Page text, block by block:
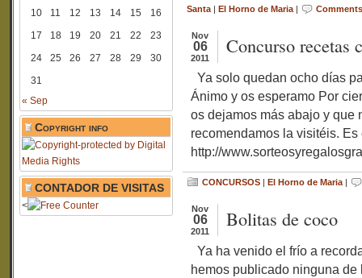
10
11 12 13 14 15
16
17
18 19 20 21 22
23
24
25 26 27 28 29
30
31
« Sep
Copyright info
CONTADOR DE VISITAS
<
Santa | El Horno de Maria |
Nov
06
2011
Concurso recetas
Ya solo quedan ocho días
Ánimo y os esperamo Por
os dejamos más abajo y que
recomendamos la visitéis. Es
http://
CONCURSOS | El Horno de Maria |
Nov
06
2011
Bolitas de coco
Ya ha venido el frío a
hemos publicado ninguna